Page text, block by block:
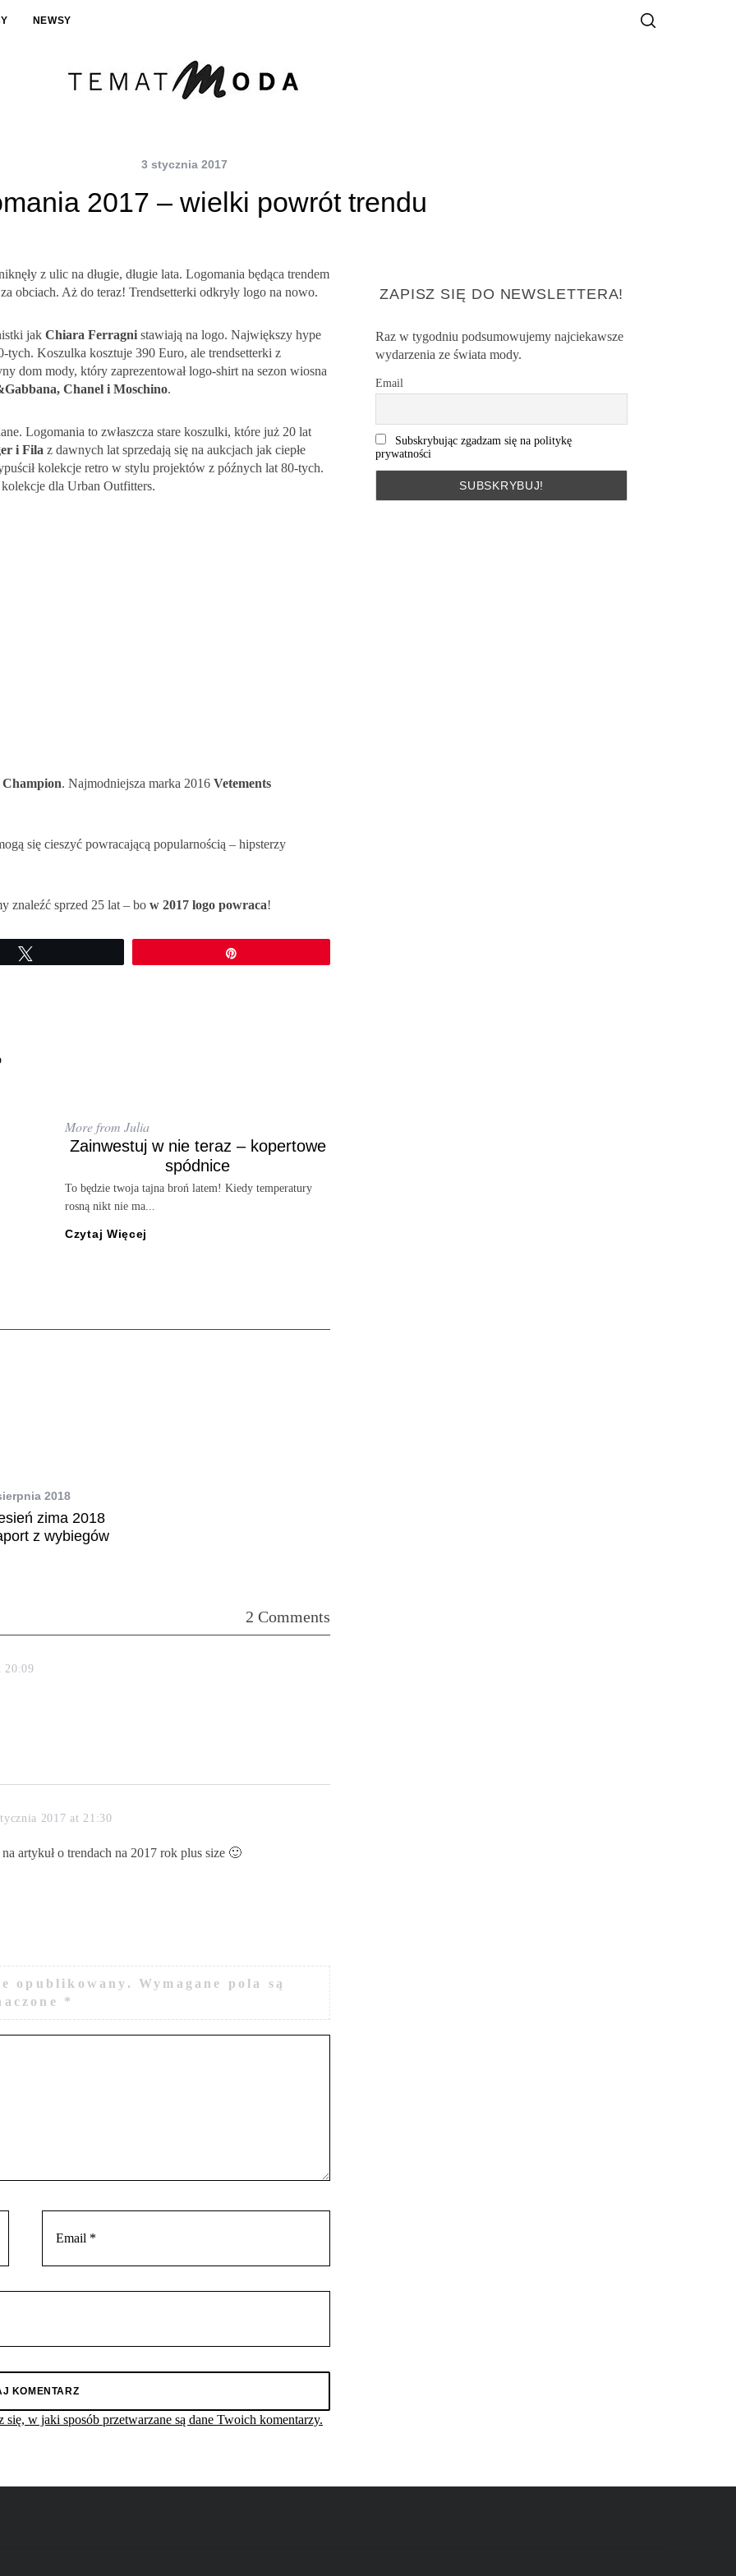
NEWSY
3 stycznia 2017
2017 – wielki powrót trendu
z ulic na długie, długie lata. Logomania będąca trendem
obciach. Aż do teraz! Trendsetterki odkryły logo na nowo.
jak Chiara Ferragni stawiają na logo. Największy hype
tych. Koszulka kosztuje 390 Euro, ale trendsetterki z
dom mody, który zaprezentował logo-shirt na sezon wiosna
Chanel i Moschino.
Logomania to zwłaszcza stare koszulki, które już 20 lat
i Fila z dawnych lat sprzedają się na aukcjach jak ciepłe
kolekcje retro w stylu projektów z późnych lat 80-tych.
dla Urban Outfitters.
Champion. Najmodniejsza marka 2016 Vetements
się cieszyć powracającą popularnością – hipsterzy
znaleźć sprzed 25 lat – bo w 2017 logo powraca!
More from Julia
Zainwestuj w nie teraz – kopertowe
spódnice
To będzie twoja tajna broń latem! Kiedy temperatury
rosną nikt nie ma...
Czytaj Więcej
2018
zima 2018
z wybiegów
2 Comments
20:09
2017 at 21:30
artykuł o trendach na 2017 rok plus size 🙂
opublikowany.
Wymagane pola są
*
się, w jaki sposób przetwarzane są dane Twoich komentarzy.
ZAPISZ SIĘ DO NEWSLETTERA!
Raz w tygodniu podsumowujemy najciekawsze
wydarzenia ze świata mody.
Email
Subskrybując zgadzam się na politykę
prywatności